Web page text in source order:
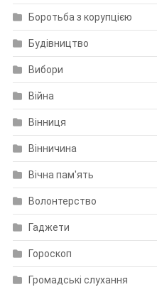
Боротьба з корупцією
Будівництво
Вибори
Війна
Вінниця
Вінничина
Вічна пам'ять
Волонтерство
Гаджети
Гороскоп
Громадські слухання